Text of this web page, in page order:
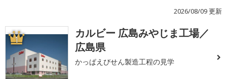
2026/08/09 更新
1
カルビー 広島みやじま工場／
広島県
かっぱえびせん製造工程の見学